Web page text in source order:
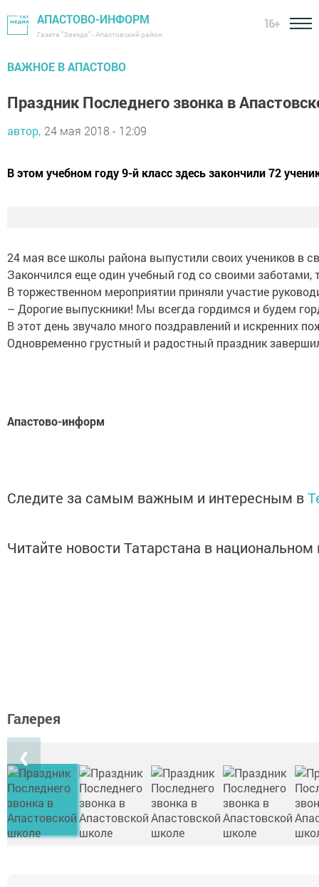
АПАСТОВО-ИНФОРМ
Газета "Звезда" - Апастовский район
16+
ВАЖНОЕ В АПАСТОВО
Праздник Последнего звонка в
автор, 24 мая 2018 - 12:09
В этом учебном году 9-й класс здесь закончили 72
24 мая все школы района выпустили своих учеников в
Закончился еще один учебный год со своими заботами,
В торжественном мероприятии приняли участие
– Дорогие выпускники! Мы всегда гордимся и будем
В этот день звучало много поздравлений и
Одновременно грустный и радостный праздник
Апастово-информ
Следите за самым важным и интересным в
Читайте новости Татарстана в
Галерея
❮